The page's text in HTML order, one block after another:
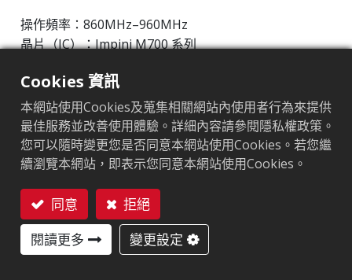
操作頻率：860MHz–960MHz
晶片（IC）：Impinj M700 系列
市場區隔:零售
晶片:Impinj M700 Series
天線尺寸（mm）:41x16
EPC記憶體
128 bits/96 bits
用戶記憶體
0/32 bits
Cookies 資訊
本網站使用Cookies及蒐集相關網站內使用者行為來提供
最佳服務並改善使用體驗。詳細內容請參閱隱私權政策。
您可以隨時變更您是否同意本網站使用Cookies。若您繼
續瀏覽本網站，即表示您同意本網站使用Cookies。
同意
拒絕
閱讀更多
變更設定